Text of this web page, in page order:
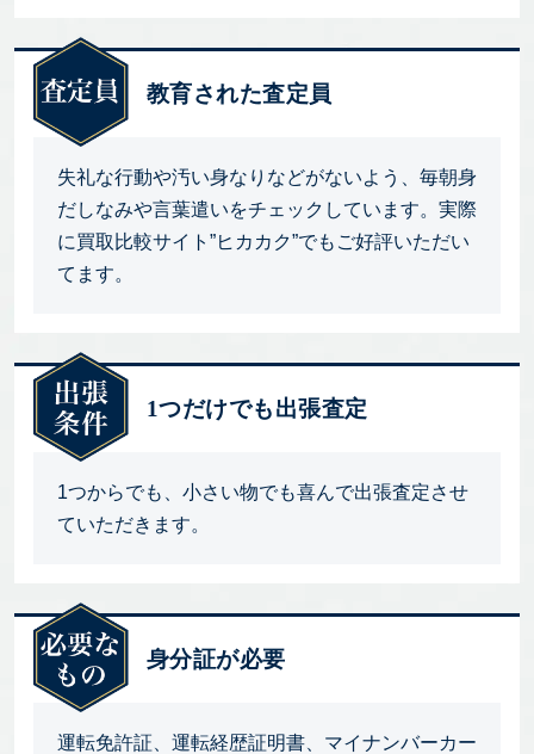
教育された査定員
失礼な行動や汚い身なりなどがないよう、毎朝身
だしなみや言葉遣いをチェックしています。実際
に買取比較サイト”ヒカカク”でもご好評いただい
てます。
1つだけでも出張査定
1つからでも、小さい物でも喜んで出張査定させ
ていただきます。
身分証が必要
運転免許証、運転経歴証明書、マイナンバーカー